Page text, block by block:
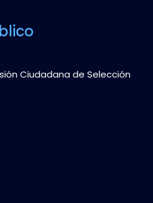
Ciudadana de Selección